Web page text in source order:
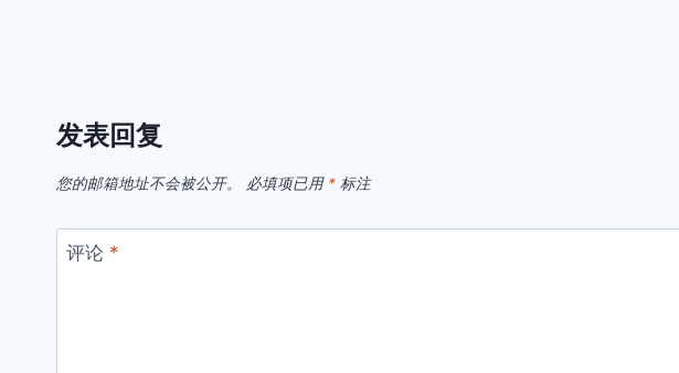
发表回复
您的邮箱地址不会被公开。 必填项已用 * 标注
评论 *